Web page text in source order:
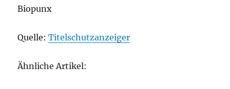
Biopunx
Quelle:Titelschutzanzeiger
Ähnliche Artikel: